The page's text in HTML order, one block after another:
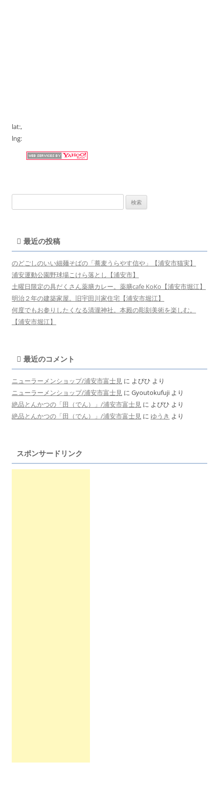
lat:,
lng:
索:
最近の投稿
のどごしのいい細麺そばの「蕎麦うらやす信や」【浦安市猫実】
浦安運動公園野球場こけら落とし【浦安市】
土曜日限定の具だくさん薬膳カレー。薬膳cafe KoKo【浦安市堀江】
明治２年の建築家屋。旧宇田川家住宅【浦安市堀江】
何度でもお参りしたくなる清瀧神社。本殿の彫刻美術を楽しむ。
【浦安市堀江】
最近のコメント
ニューラーメンショップ/浦安市富士見 に よぴひ より
ニューラーメンショップ/浦安市富士見 に Gyoutokufuji より
絶品とんかつの「田（でん）」/浦安市富士見 に よぴひ より
絶品とんかつの「田（でん）」/浦安市富士見 に ゆうき より
スポンサードリンク